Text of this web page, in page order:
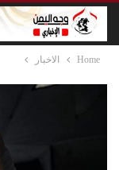
Home الاخبار